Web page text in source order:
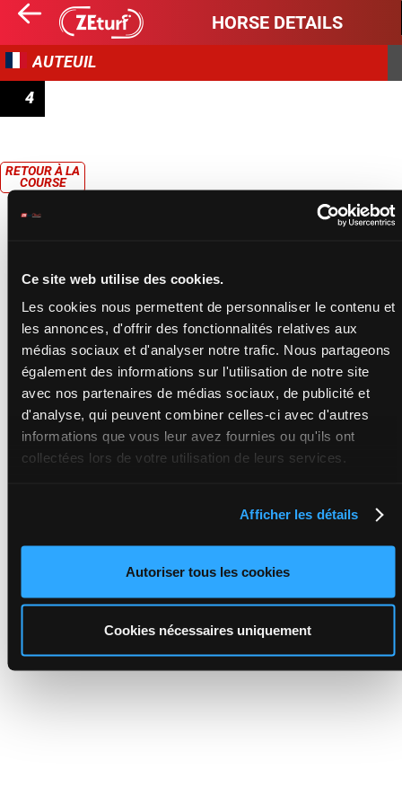
Ce site web utilise des cookies.
Les cookies nous permettent de personnaliser le contenu et
les annonces, d'offrir des fonctionnalités relatives aux
médias sociaux et d'analyser notre trafic. Nous partageons
également des informations sur l'utilisation de notre site
avec nos partenaires de médias sociaux, de publicité et
d'analyse, qui peuvent combiner celles-ci avec d'autres
informations que vous leur avez fournies ou qu'ils ont
collectées lors de votre utilisation de leurs services.
Afficher les détails
Autoriser tous les cookies
Cookies nécessaires uniquement
HORSE DETAILS
AUTEUIL
4
RETOUR À LA
COURSE